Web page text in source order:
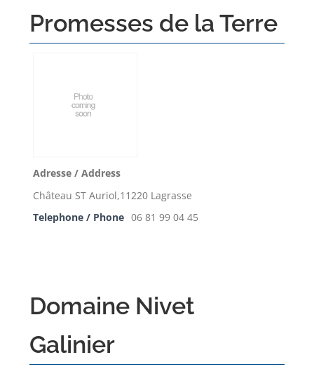
Promesses de la Terre
Adresse / Address
Château ST Auriol,11220 Lagrasse
Telephone / Phone 06 81 99 04 45
Domaine Nivet
Galinier